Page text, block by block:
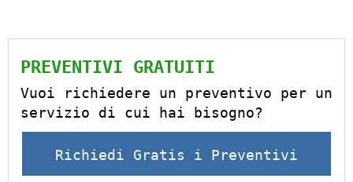
PREVENTIVI GRATUITI
Vuoi richiedere un preventivo per un
servizio di cui hai bisogno?
Richiedi Gratis i Preventivi